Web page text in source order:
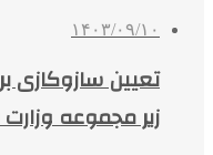
۱۴۰۳/۰۹/۱۰
تعیین سازوکازی
زیر مجموعه وزارت